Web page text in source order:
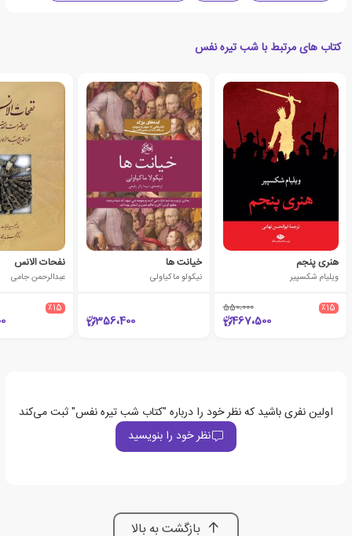
کتاب های مرتبط با شب تیره نفس
هنری پنجم
ویلیام شکسپیر
٪15 550،000
467،500
خیانت ها
نیکولو ماکیاولی
356،400
نفحات الانس
عبدالرحمن جامی
٪15
اولین نفری باشید که نظر خود را درباره "کتاب شب تیره نفس" ثبت می‌کند
نظر خود را بنویسید
بازگشت به بالا